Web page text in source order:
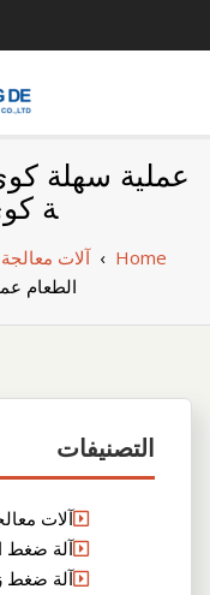
عملية سهلة
ة
Home
›آلات معالجة
الطعام
التصنيفات
آلات
آلة ضغط
آلة ضغط